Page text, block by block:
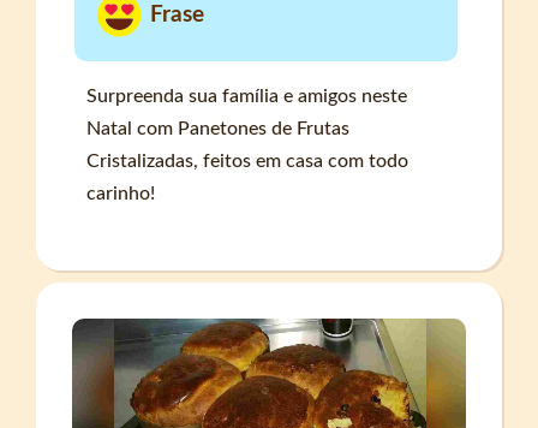
Frase
Surpreenda sua família e amigos neste
Natal com Panetones de Frutas
Cristalizadas, feitos em casa com todo
carinho!